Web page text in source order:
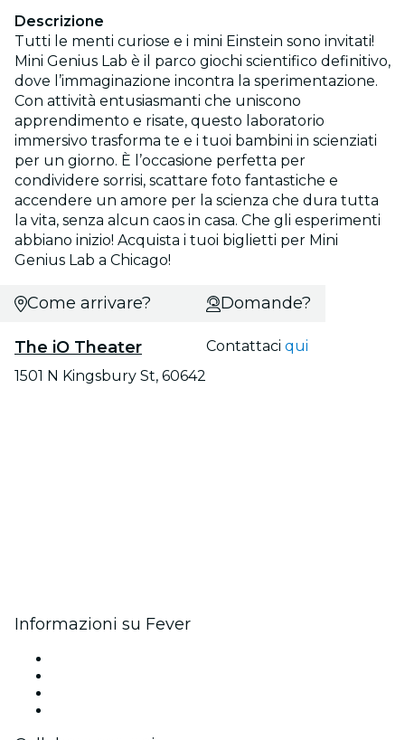
Descrizione
Tutti le menti curiose e i mini Einstein sono invitati!
Mini Genius Lab è il parco giochi scientifico definitivo,
dove l’immaginazione incontra la sperimentazione.
Con attività entusiasmanti che uniscono
apprendimento e risate, questo laboratorio
immersivo trasforma te e i tuoi bambini in scienziati
per un giorno. È l’occasione perfetta per
condividere sorrisi, scattare foto fantastiche e
accendere un amore per la scienza che dura tutta
la vita, senza alcun caos in casa. Che gli esperimenti
abbiano inizio! Acquista i tuoi biglietti per Mini
Genius Lab a Chicago!
Come arrivare?
The iO Theater
1501 N Kingsbury St, 60642
Domande?
Contattaci qui
Informazioni su Fever